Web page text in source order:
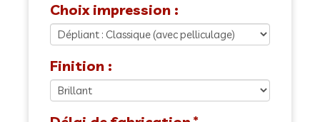
Choix impression :
Finition :